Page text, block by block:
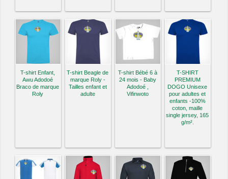
T-shirt Enfant,
Awu Adodoé
Braco de marque
Roly
T-shirt Beagle de
marque Roly -
Tailles enfant et
adulte
T-shirt Bébé 6 à
24 mois - Baby
Adodoé ,
Vifinwoto
T-SHIRT
PREMIUM
DOGO Unisexe
pour adultes et
enfants -100%
coton, maille
single jersey, 165
g/m².